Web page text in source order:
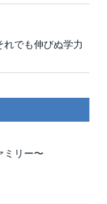
れでも伸びぬ学力
ミリー〜